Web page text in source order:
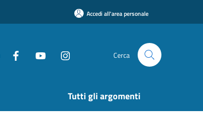
Accedi all'area personale
Cerca
Tutti gli argomenti